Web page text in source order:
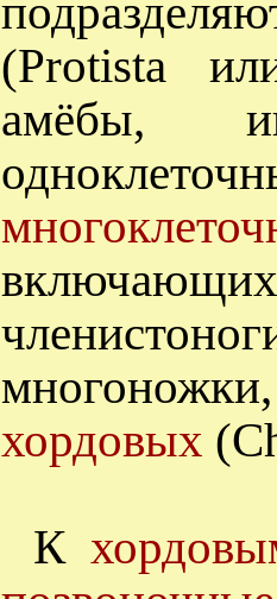
(Protista
амёбы,
включающих
хордовых
К